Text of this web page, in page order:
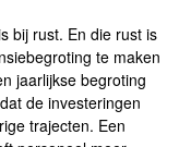
bij rust. En die rust is
te maken
jaarlijkse begroting
de investeringen
trajecten. Een